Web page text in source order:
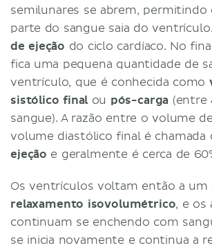
semilunares se abrem, permitindo
parte do sangue saia do
de ejeção do ciclo cardíaco. No
fica uma pequena quantidade de
ventrículo, que é conhecida como
sistólico finalou pós-carga (entre
sangue). A razão entre o volume
volume diastólico final é chamada
ejeção e geralmente é cerca de
Os ventrículos voltam então a um
relaxamento isovolumétrico, e os
continuam se enchendo com
se inicia novamente e continua a